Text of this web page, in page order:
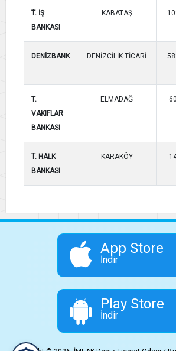
T. İŞ
BANKASI
KABATAŞ
DENİZBANK DENİZCİLİK TİCARİ
T.
VAKIFLAR
BANKASI
ELMADAĞ
T. HALK
BANKASI
KARAKÖY
App Store
İndir
Play Store
İndir